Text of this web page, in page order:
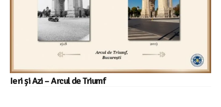
Ieri și Azi – Arcul de Triumf